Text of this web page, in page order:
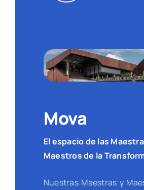
Mova
El espacio de las
Maestros de la
Nuestras Maestras y